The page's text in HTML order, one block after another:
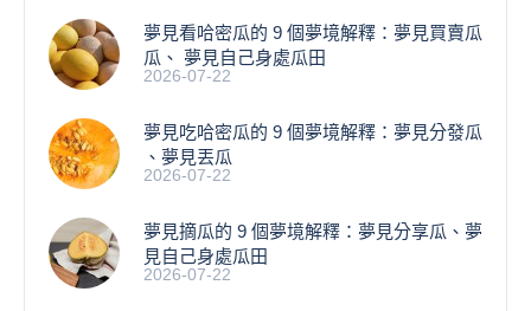
夢見看哈密瓜的 9 個夢境解釋：夢見買賣瓜
瓜、 夢見自己身處瓜田
2026-07-22
夢見吃哈密瓜的 9 個夢境解釋：夢見分發瓜
、夢見丟瓜
2026-07-22
夢見摘瓜的 9 個夢境解釋：夢見分享瓜、夢
見自己身處瓜田
2026-07-22